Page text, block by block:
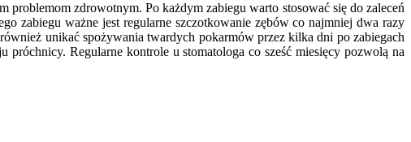
zdrowotnym. Po każdym zabiegu warto stosować się do zaleceń
zabiegu ważne jest regularne szczotkowanie zębów co najmniej dwa razy
unikać spożywania twardych pokarmów przez kilka dni po zabiegach
Regularne kontrole u stomatologa co sześć miesięcy pozwolą na